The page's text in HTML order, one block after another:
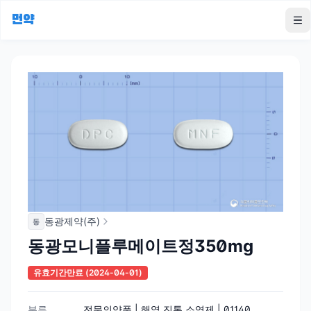
먼약
동 동광제약(주)
동광모니플루메이트정350mg
유효기간만료 (2024-04-01)